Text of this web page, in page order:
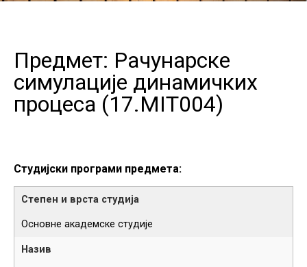
Предмет: Рачунарске
симулације динамичких
процеса (17.MIT004)
Студијски програми предмета:
Основне академске студије